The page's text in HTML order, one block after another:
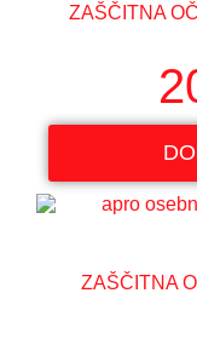
ZAŠČITNA
ZAŠČITNA